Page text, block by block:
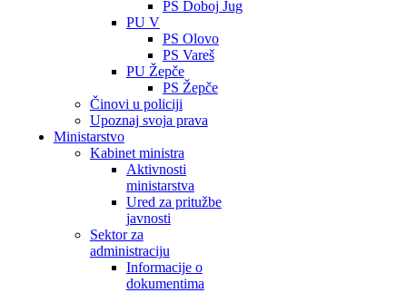
PS Doboj Jug
PU V
PS Olovo
PS Vareš
PU Žepče
PS Žepče
Činovi u policiji
Upoznaj svoja prava
Ministarstvo
Kabinet ministra
Aktivnosti
ministarstva
Ured za pritužbe
javnosti
Sektor za
administraciju
Informacije o
dokumentima